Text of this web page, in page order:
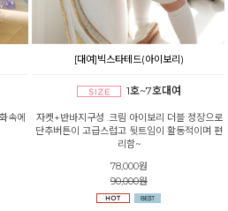
속에
[대여]빅스타테드(아이보리)
1호~7호대여
자켓+반바지구성 .크림 아이보리 더블 정장으로
단추버튼이 고급스럽고 뒷트임이 활동적이며 편
리함~
78,000원
90,000원